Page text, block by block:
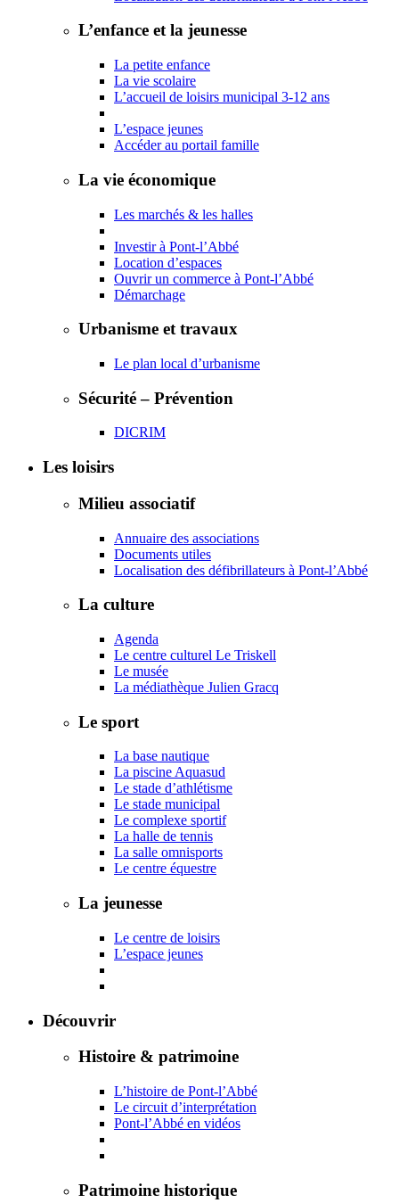
L’enfance et la jeunesse
La petite enfance
La vie scolaire
L’accueil de loisirs municipal 3-12 ans
L’espace jeunes
Accéder au portail famille
La vie économique
Les marchés & les halles
Investir à Pont-l’Abbé
Location d’espaces
Ouvrir un commerce à Pont-l’Abbé
Démarchage
Urbanisme et travaux
Le plan local d’urbanisme
Sécurité – Prévention
DICRIM
Les loisirs
Milieu associatif
Annuaire des associations
Documents utiles
Localisation des défibrillateurs à Pont-l’Abbé
La culture
Agenda
Le centre culturel Le Triskell
Le musée
La médiathèque Julien Gracq
Le sport
La base nautique
La piscine Aquasud
Le stade d’athlétisme
Le stade municipal
Le complexe sportif
La halle de tennis
La salle omnisports
Le centre équestre
La jeunesse
Le centre de loisirs
L’espace jeunes
Découvrir
Histoire & patrimoine
L’histoire de Pont-l’Abbé
Le circuit d’interprétation
Pont-l’Abbé en vidéos
Patrimoine historique